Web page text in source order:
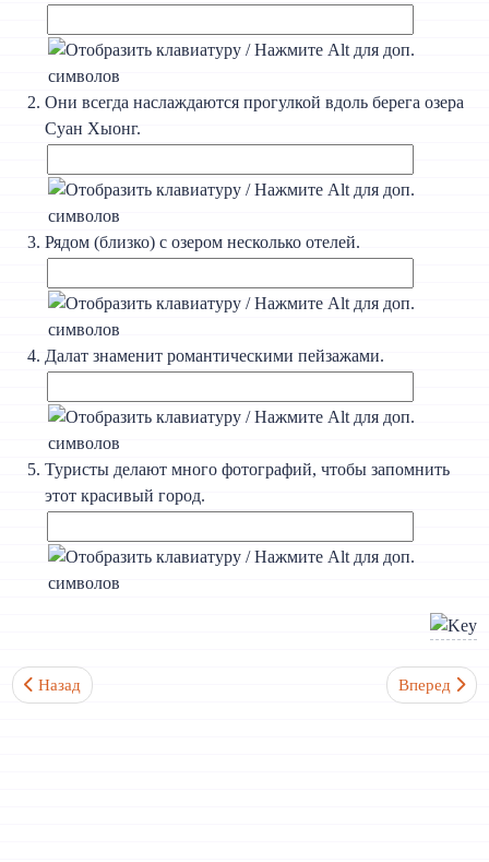
Они всегда наслаждаются прогулкой вдоль берега озера
Суан Хыонг.
Рядом (близко) с озером несколько отелей.
Далат знаменит романтическими пейзажами.
Туристы делают много фотографий, чтобы запомнить
этот красивый город.
Предыдущий: (A1) Урок 10. Диалог 3. Покупаем сувениры,
Назад Следующий:
Вперед